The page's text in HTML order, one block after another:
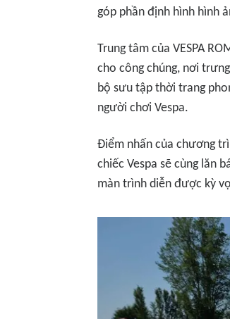
góp phần định hình hình
Trung tâm của VESPA
cho công chúng, nơi
bộ sưu tập thời trang
người chơi Vespa.
Điểm nhấn của chương
chiếc Vespa sẽ cùng lăn
màn trình diễn được kỳ